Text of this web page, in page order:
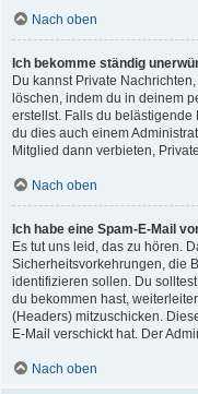
Nach oben
Ich bekomme ständig
Du kannst Private
löschen, indem du in deinem
erstellst. Falls du
du dies auch einem
Mitglied dann verbieten,
Nach oben
Ich habe eine Spam-E-Mail
Es tut uns leid, das zu hören.
Sicherheitsvorkehrungen, die
identifizieren sollen. Du
du bekommen hast,
(Headers) mitzuschicken.
E-Mail verschickt hat. Der
Nach oben